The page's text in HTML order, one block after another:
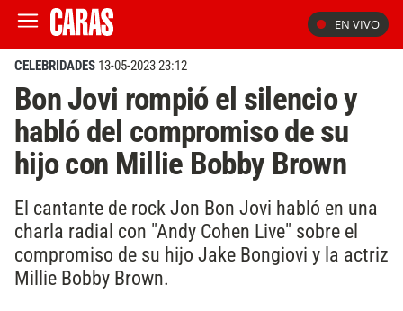
EN VIVO
CELEBRIDADES 13-05-2023 23:12
Bon Jovi rompió el silencio y
habló del compromiso de su
hijo con Millie Bobby Brown
El cantante de rock Jon Bon Jovi habló en una
charla radial con "Andy Cohen Live" sobre el
compromiso de su hijo Jake Bongiovi y la actriz
Millie Bobby Brown.